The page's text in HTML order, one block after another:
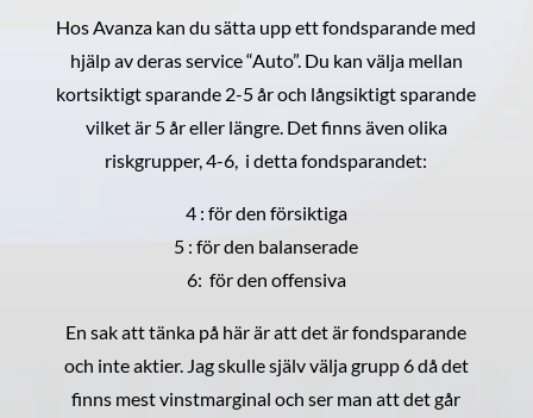
Hos Avanza kan du sätta upp ett fondsparande med
hjälp av deras service “Auto”. Du kan välja mellan
kortsiktigt sparande 2-5 år och långsiktigt sparande
vilket är 5 år eller längre. Det finns även olika
riskgrupper, 4-6, i detta fondsparandet:
4 : för den försiktiga
5 : för den balanserade
6: för den offensiva
En sak att tänka på här är att det är fondsparande
och inte aktier. Jag skulle själv välja grupp 6 då det
finns mest vinstmarginal och ser man att det går